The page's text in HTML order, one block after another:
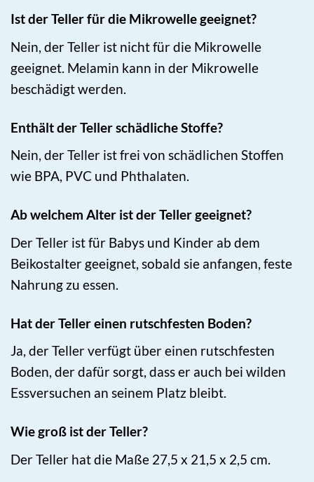
Ist der Teller für die Mikrowelle geeignet?
Nein, der Teller ist nicht für die Mikrowelle
geeignet. Melamin kann in der Mikrowelle
beschädigt werden.
Enthält der Teller schädliche Stoffe?
Nein, der Teller ist frei von schädlichen Stoffen
wie BPA, PVC und Phthalaten.
Ab welchem Alter ist der Teller geeignet?
Der Teller ist für Babys und Kinder ab dem
Beikostalter geeignet, sobald sie anfangen, feste
Nahrung zu essen.
Hat der Teller einen rutschfesten Boden?
Ja, der Teller verfügt über einen rutschfesten
Boden, der dafür sorgt, dass er auch bei wilden
Essversuchen an seinem Platz bleibt.
Wie groß ist der Teller?
Der Teller hat die Maße 27,5 x 21,5 x 2,5 cm.